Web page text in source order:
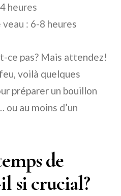
heures
: 6-8 heures
ce pas? Mais attendez!
voilà quelques
préparer un bouillon
au moins d’un
de
si crucial?